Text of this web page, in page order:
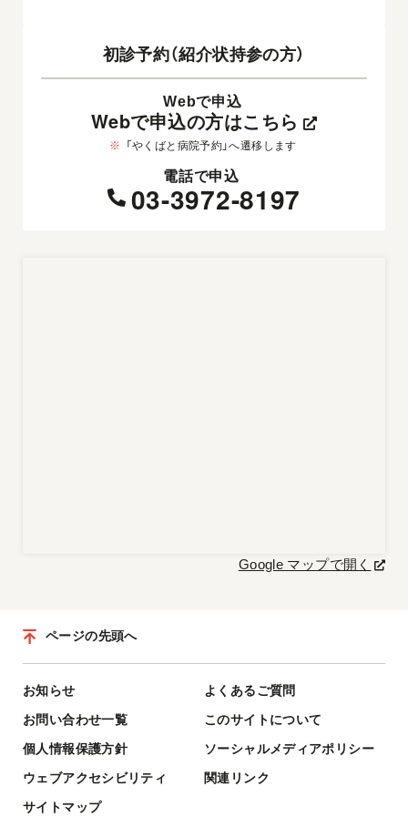
初診予約（紹介状持参の方）
Webで申込
Webで申込の方はこちら
※ 「やくばと病院予約」へ遷移します
電話で申込
03-3972-8197
Google マップで開く
お知らせ
よくあるご質問
お問い合わせ一覧
このサイトについて
個人情報保護方針
ソーシャルメディアポリシー
ウェブアクセシビリティ
関連リンク
サイトマップ
ページの先頭へ